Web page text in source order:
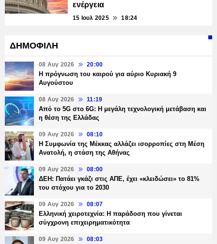
ενέργεια
15 Ιουλ 2025 18:24
ΔΗΜΟΦΙΛΗ
08 Αυγ 2026 20:00
Η πρόγνωση του καιρού για αύριο Κυριακή 9
Αυγούστου
08 Αυγ 2026 11:19
Από το 5G στο 6G: Η μεγάλη τεχνολογική μετάβαση και
η θέση της Ελλάδας
09 Αυγ 2026 08:10
Η Συμφωνία της Μέκκας αλλάζει ισορροπίες στη Μέση
Ανατολή, η στάση της Αθήνας
09 Αυγ 2026 08:00
ΔΕΗ: Πατάει γκάζι στις ΑΠΕ, έχει «κλειδώσει» το 81%
του στόχου για το 2030
09 Αυγ 2026 08:07
Ελληνική χειροτεχνία: Η παράδοση που γίνεται
σύγχρονη επιχειρηματικότητα
09 Αυγ 2026 08:03